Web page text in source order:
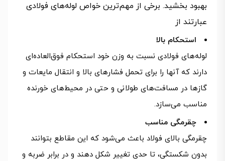
بهبود بخشید. برخی از مهم‌ترین خواص لوله‌های فولادی
عبارتند از
استحکام بالا
لوله‌های فولادی نسبت به وزن خود استحکام فوق‌العاده‌ای
دارند که آنها را برای تحمل فشارهای بالا و انتقال مایعات و
گازها در مسافت‌های طولانی و حتی در محیط‌های خورنده
مناسب می‌سازد.
چقرمگی مناسب
چقرمگی بالای فولاد باعث می‌شود که این مقاطع بتوانند
بدون شکستگی، تا حدی تغییر شکل دهند و در برابر ضربه و